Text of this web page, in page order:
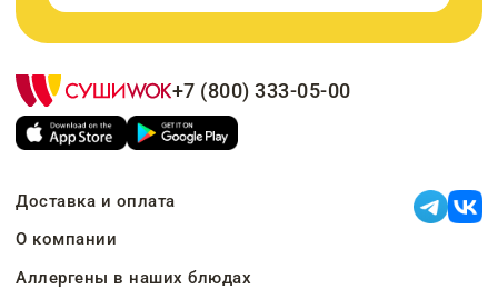
+7 (800) 333-05-00
Доставка и оплата
О компании
Аллергены в наших блюдах